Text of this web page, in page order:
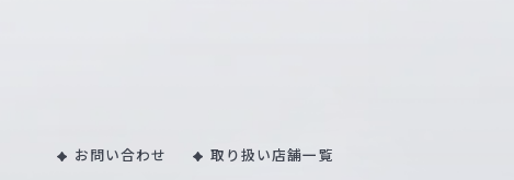
お問い合わせ 取り扱い店舗一覧